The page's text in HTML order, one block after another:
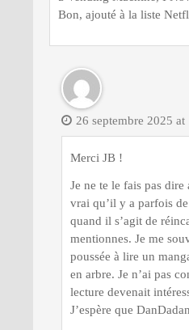
Bon, ajouté à la liste
26 septembre 2025
Merci JB !
Je ne te le fais pas dire
vrai qu’il y a parfois
quand il s’agit de
mentionnes. Je me
poussée à lire un
en arbre. Je n’ai pas
lecture devenait
J’espère que